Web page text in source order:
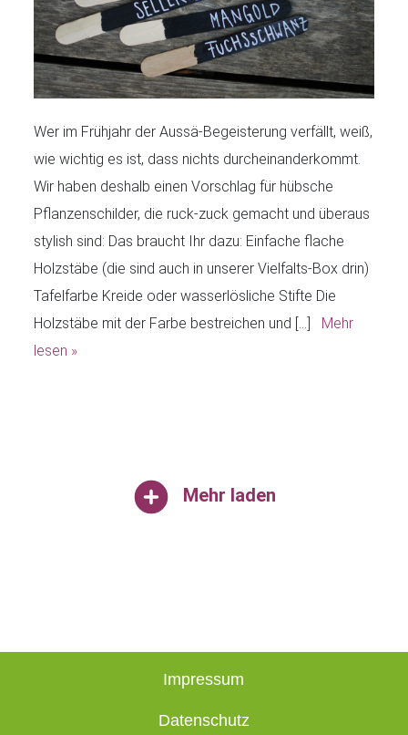
Wer im Frühjahr der Aussä-Begeisterung verfällt, weiß,
wie wichtig es ist, dass nichts durcheinanderkommt.
Wir haben deshalb einen Vorschlag für hübsche
Pflanzenschilder, die ruck-zuck gemacht und überaus
stylish sind: Das braucht Ihr dazu: Einfache flache
Holzstäbe (die sind auch in unserer Vielfalts-Box drin)
Tafelfarbe Kreide oder wasserlösliche Stifte Die
Holzstäbe mit der Farbe bestreichen und […] Mehr
lesen »
Mehr laden
Impressum
Datenschutz